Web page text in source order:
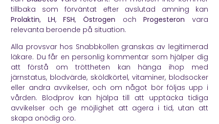
tillbaka som förväntat efter avslutad amning kan
Prolaktin, LH,FSH,Östrogen ochProgesteron vara
relevanta beroende på situation.
Alla provsvar hos Snabbkollen granskas av legitimerad
läkare. Du får en personlig kommentar som hjälper dig
att förstå om tröttheten kan hänga ihop med
järnstatus, blodvärde, sköldkörtel, vitaminer, blodsocker
eller andra avvikelser, och om något bör följas upp i
vården. Blodprov kan hjälpa till att upptäcka tidiga
avvikelser och ge möjlighet att agera i tid, utan att
skapa onödig oro.